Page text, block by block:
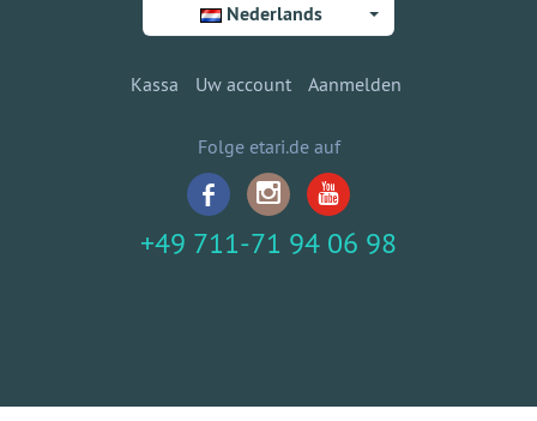
Nederlands
Kassa Uw account Aanmelden
Folge etari.de auf
+49 711-71 94 06 98